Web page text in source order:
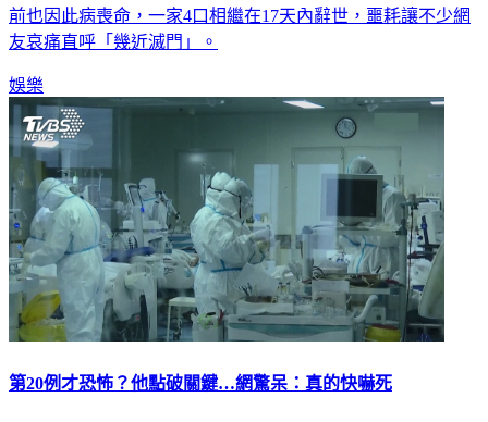
前也因此病喪命，一家4口相繼在17天內辭世，噩耗讓不少網
友哀痛直呼「幾近滅門」。
娛樂
第20例才恐怖？他點破關鍵…網驚呆：真的快嚇死